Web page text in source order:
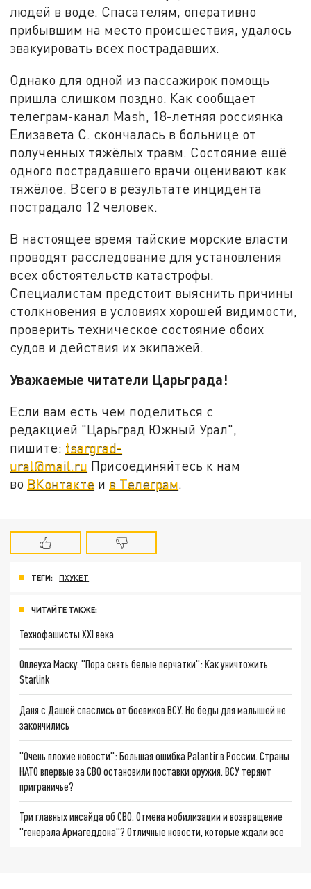
людей в воде. Спасателям, оперативно
прибывшим на место происшествия, удалось
эвакуировать всех пострадавших.
Однако для одной из пассажирок помощь
пришла слишком поздно. Как сообщает
телеграм-канал Mash, 18-летняя россиянка
Елизавета С. скончалась в больнице от
полученных тяжёлых травм. Состояние ещё
одного пострадавшего врачи оценивают как
тяжёлое. Всего в результате инцидента
пострадало 12 человек.
В настоящее время тайские морские власти
проводят расследование для установления
всех обстоятельств катастрофы.
Специалистам предстоит выяснить причины
столкновения в условиях хорошей видимости,
проверить техническое состояние обоих
судов и действия их экипажей.
Уважаемые читатели Царьграда!
Если вам есть чем поделиться с
редакцией "Царьград Южный Урал",
пишите: tsargrad-
ural@mail.ru Присоединяйтесь к нам
во ВКонтакте и в Телеграм.
ТЕГИ: ПХУКЕТ
ЧИТАЙТЕ ТАКЖЕ:
Технофашисты XXI века
Оплеуха Маску. "Пора снять белые перчатки": Как уничтожить
Starlink
Даня с Дашей спаслись от боевиков ВСУ. Но беды для малышей не
закончились
"Очень плохие новости": Большая ошибка Palantir в России. Страны
НАТО впервые за СВО остановили поставки оружия. ВСУ теряют
приграничье?
Три главных инсайда об СВО. Отмена мобилизации и возвращение
"генерала Армагеддона"? Отличные новости, которые ждали все